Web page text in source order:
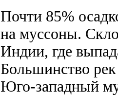
Почти 85%
на муссоны.
Индии, где
Большинство
Юго-западный